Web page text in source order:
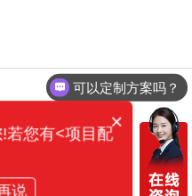
可以定制方案吗？
×
若您有<项目配
说